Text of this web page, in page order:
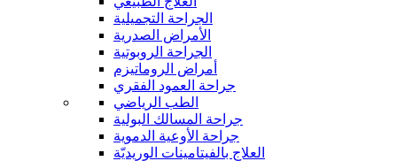
الجراحة التجميلية
الأمراض الصدرية
الجراحة الروبوتية
أمراض الروماتيزم
جراحة العمود الفقري
الطب الرياضي
جراحة المسالك البولية
جراحة الأوعية الدموية
العلاج بالفيتامينات الوريديّة